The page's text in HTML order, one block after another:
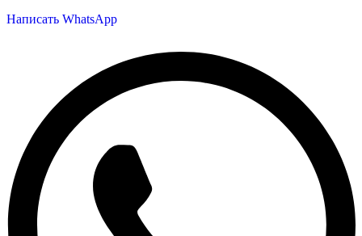
Написать WhatsApp